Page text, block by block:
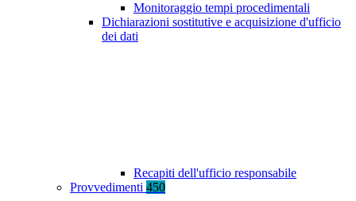
Monitoraggio tempi procedimentali
Dichiarazioni sostitutive e acquisizione d'ufficio
dei dati
Recapiti dell'ufficio responsabile
Provvedimenti 450